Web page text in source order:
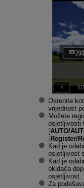
Okrenite
vrijednost
Možete
osjetljivosti
[AUTO/
[Register/
Kad je
osjetljivost
Kad je
okidača
osjetljivost.
Za